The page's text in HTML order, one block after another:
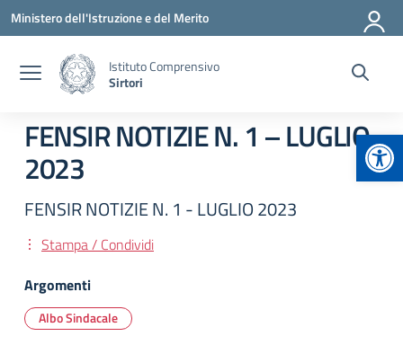
Vai ai contenuti
Vai al menu di navigazione
Vai al footer
Ministero dell'Istruzione e del Merito
Istituto Comprensivo
Sirtori
FENSIR NOTIZIE N. 1 – LUGLIO
2023
FENSIR NOTIZIE N. 1 - LUGLIO 2023
Stampa / Condividi
Argomenti
Albo Sindacale